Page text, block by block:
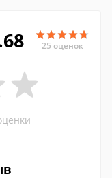
25 оценок